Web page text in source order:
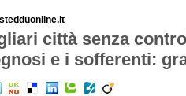
città senza
e i sofferenti: